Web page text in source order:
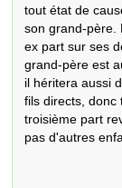
tout état de
son grand-père.
ex part sur ses
grand-père est
il héritera aussi
fils directs, donc
troisième part
pas d'autres